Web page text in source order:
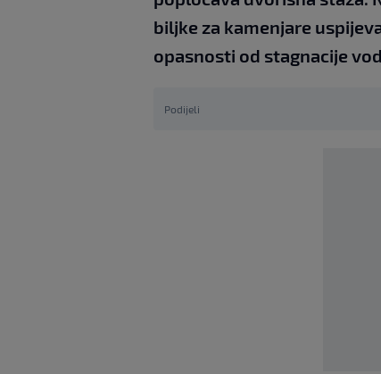
biljke za kamenjare
opasnosti od stagnacije
Podijeli